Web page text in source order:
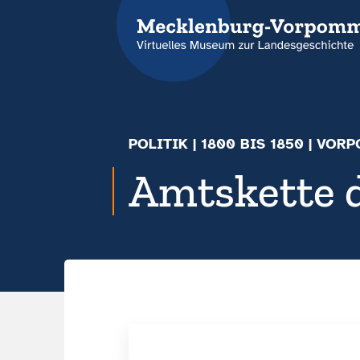
POLITIK | 1800 BIS 1850 |
Amtskette